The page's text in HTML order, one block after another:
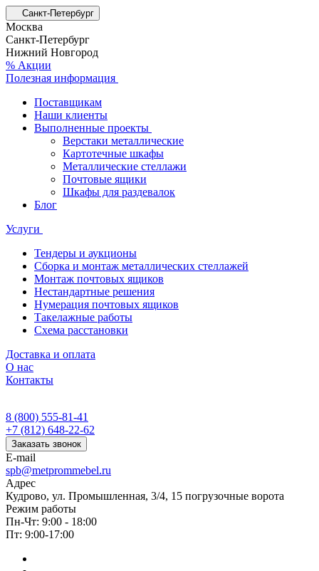
Санкт-Петербург
Москва
Санкт-Петербург
Нижний Новгород
% Акции
Полезная информация
Поставщикам
Наши клиенты
Выполненные проекты
Верстаки металлические
Картотечные шкафы
Металлические стеллажи
Почтовые ящики
Шкафы для раздевалок
Блог
Услуги
Тендеры и аукционы
Сборка и монтаж металлических стеллажей
Монтаж почтовых ящиков
Нестандартные решения
Нумерация почтовых ящиков
Такелажные работы
Схема расстановки
Доставка и оплата
О нас
Контакты
8 (800) 555-81-41
+7 (812) 648-22-62
Заказать звонок
E-mail
spb@metprommebel.ru
Адрес
Кудрово, ул. Промышленная, 3/4, 15 погрузочные ворота
Режим работы
Пн-Чт: 9:00 - 18:00
Пт: 9:00-17:00